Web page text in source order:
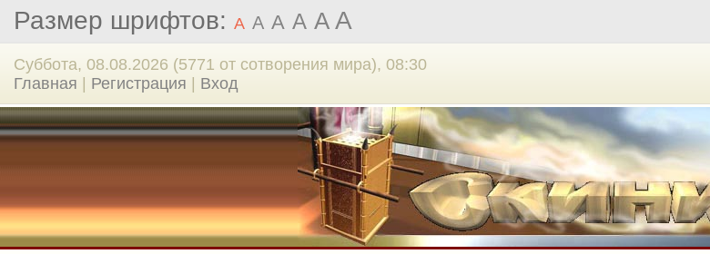
Размер шрифтов: A A A A A A
Суббота, 08.08.2026 (5771 от сотворения мира), 08:30
Главная
Регистрация Вход